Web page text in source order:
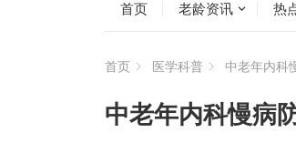
首页 老龄资讯 热
首页 医学科普 中老年内科
中老年内科慢病